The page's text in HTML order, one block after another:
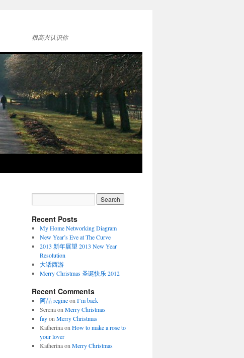
很高兴认识你
Recent Posts
My Home Networking Diagram
New Year’s Eve at The Curve
2013 新年展望 2013 New Year
Resolution
大话西游
Merry Christmas 圣诞快乐 2012
Recent Comments
阿晶 regineon I’m back
Serenaon Merry Christmas
fayon Merry Christmas
Katherinaon How to make a rose to
your lover
Katherinaon Merry Christmas